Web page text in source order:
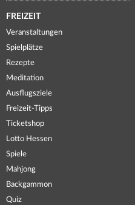
FREIZEIT
Veranstaltungen
Spielplätze
Rezepte
Meditation
Ausflugsziele
Freizeit-Tipps
Ticketshop
Lotto Hessen
Spiele
Mahjong
Backgammon
Quiz